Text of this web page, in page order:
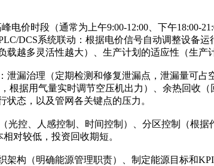
电价时段（通常为上午9:00-12:00、下午18:00-
DCS系统联动：根据电价信号自动调整设备
越多灵活性越大）、生产计划的适应性（生产
漏治理（定期检测和修复泄漏点，泄漏量可占
根据用气量实时调节空压机出力）、余热回收
态，以及管网各关键点的压力。
控、人感控制、时间控制）、分区控制（根
对较低，投资回收期短。
构（明确能源管理职责）、制定能源目标和